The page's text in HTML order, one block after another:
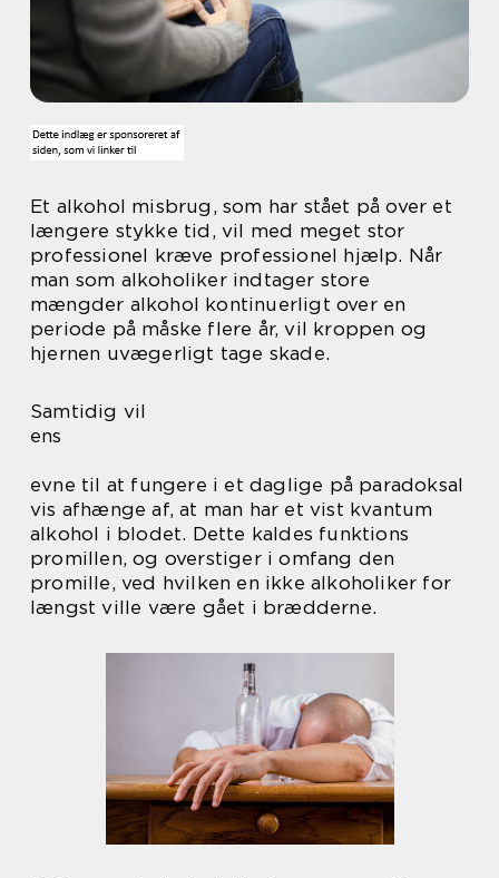
Et alkohol misbrug, som har stået på over et
længere stykke tid, vil med meget stor
professionel kræve professionel hjælp. Når
man som alkoholiker indtager store
mængder alkohol kontinuerligt over en
periode på måske flere år, vil kroppen og
hjernen uvægerligt tage skade.
Samtidig vil
ens
evne til at fungere i et daglige på paradoksal
vis afhænge af, at man har et vist kvantum
alkohol i blodet. Dette kaldes funktions
promillen, og overstiger i omfang den
promille, ved hvilken en ikke alkoholiker for
længst ville være gået i brædderne.